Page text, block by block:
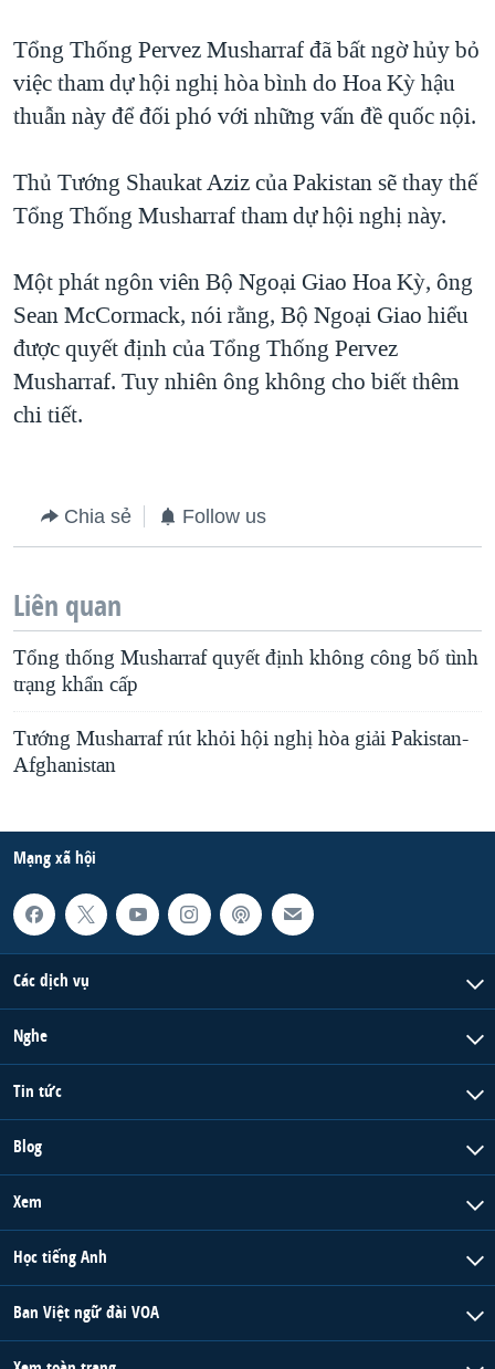
Tổng Thống Pervez Musharraf đã bất ngờ hủy bỏ
việc tham dự hội nghị hòa bình do Hoa Kỳ hậu
thuẫn này để đối phó với những vấn đề quốc nội.
Thủ Tướng Shaukat Aziz của Pakistan sẽ thay thế
Tổng Thống Musharraf tham dự hội nghị này.
Một phát ngôn viên Bộ Ngoại Giao Hoa Kỳ, ông
Sean McCormack, nói rằng, Bộ Ngoại Giao hiểu
được quyết định của Tổng Thống Pervez
Musharraf. Tuy nhiên ông không cho biết thêm
chi tiết.
Chia sẻ Follow us
Liên quan
Tổng thống Musharraf quyết định không công bố tình
trạng khẩn cấp
Tướng Musharraf rút khỏi hội nghị hòa giải Pakistan-
Afghanistan
Mạng xã hội
Các dịch vụ
Nghe
Tin tức
Blog
Xem
Học tiếng Anh
Ban Việt ngữ đài VOA